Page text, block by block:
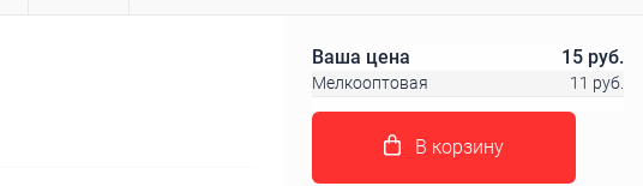
Ваша цена 15 руб.
Мелкооптовая 11 руб.
В корзину